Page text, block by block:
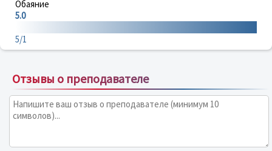
Обаяние
5.0
5/1
Отзывы о преподавателе